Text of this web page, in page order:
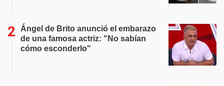
Ángel de Brito anunció el embarazo
de una famosa actriz: "No sabían
cómo esconderlo"